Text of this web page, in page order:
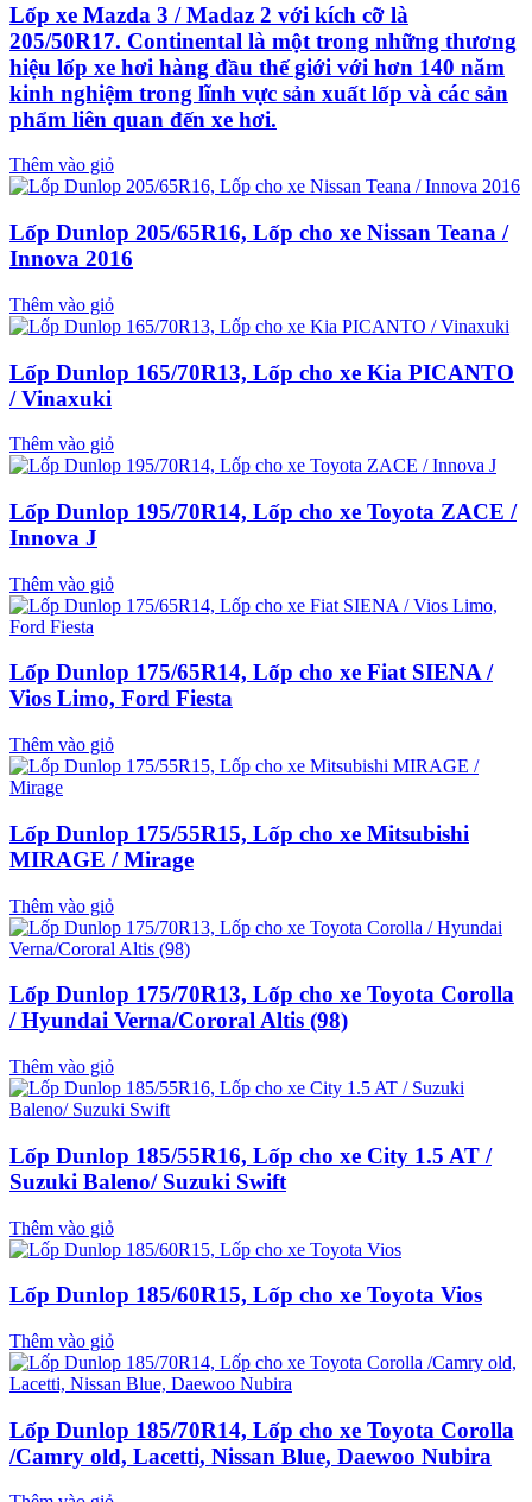
Lốp xe Mazda 3 / Madaz 2 với kích cỡ là
205/50R17. Continental là một trong những thương
hiệu lốp xe hơi hàng đầu thế giới với hơn 140 năm
kinh nghiệm trong lĩnh vực sản xuất lốp và các sản
phẩm liên quan đến xe hơi.
Thêm vào giỏ
Lốp Dunlop 205/65R16, Lốp cho xe Nissan Teana /
Innova 2016
Thêm vào giỏ
Lốp Dunlop 165/70R13, Lốp cho xe Kia PICANTO
/ Vinaxuki
Thêm vào giỏ
Lốp Dunlop 195/70R14, Lốp cho xe Toyota ZACE /
Innova J
Thêm vào giỏ
Lốp Dunlop 175/65R14, Lốp cho xe Fiat SIENA /
Vios Limo, Ford Fiesta
Thêm vào giỏ
Lốp Dunlop 175/55R15, Lốp cho xe Mitsubishi
MIRAGE / Mirage
Thêm vào giỏ
Lốp Dunlop 175/70R13, Lốp cho xe Toyota Corolla
/ Hyundai Verna/Cororal Altis (98)
Thêm vào giỏ
Lốp Dunlop 185/55R16, Lốp cho xe City 1.5 AT /
Suzuki Baleno/ Suzuki Swift
Thêm vào giỏ
Lốp Dunlop 185/60R15, Lốp cho xe Toyota Vios
Thêm vào giỏ
Lốp Dunlop 185/70R14, Lốp cho xe Toyota Corolla
/Camry old, Lacetti, Nissan Blue, Daewoo Nubira